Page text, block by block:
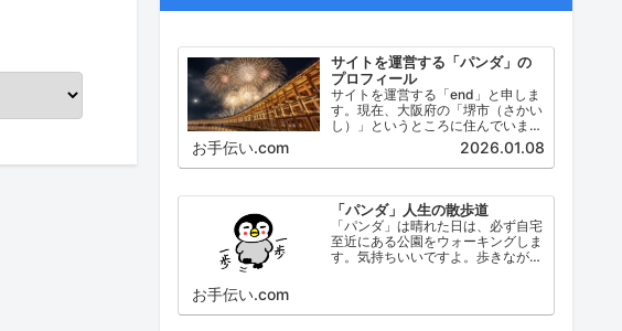
サイトを運営する「パンダ」の
プロフィール
サイトを運営する「end」と申しま
す。現在、大阪府の「堺市（さかい
し）」というところに住んでいま
す。堺市（さかいし）は、大阪府の
泉北地域にある政令指定都市で、府
内では大阪市に次いで人口が多い都
お手伝い.com 2026.01.08
「パンダ」人生の散歩道
「パンダ」は晴れた日は、必ず自宅
至近にある公園をウォーキングしま
す。気持ちいいですよ。歩きなが
お手伝い.com